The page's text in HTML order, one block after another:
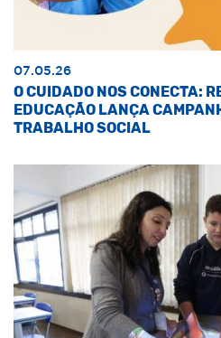
07.05.26
O CUIDADO NOS CONECTA:
EDUCAÇÃO LANÇA
TRABALHO SOCIAL